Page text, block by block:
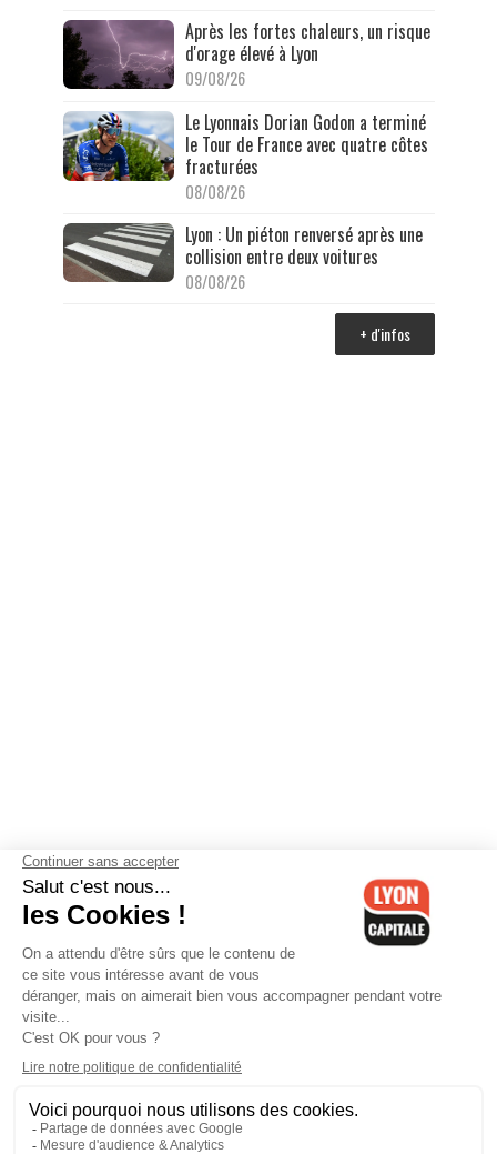
Après les fortes chaleurs, un risque
d'orage élevé à Lyon
09/08/26
Le Lyonnais Dorian Godon a terminé
le Tour de France avec quatre côtes
fracturées
08/08/26
Lyon : Un piéton renversé après une
collision entre deux voitures
08/08/26
+ d'infos
Contactez-nous-Mentions légales-CGV-Politique de
confidentialité-Gestion des cookies